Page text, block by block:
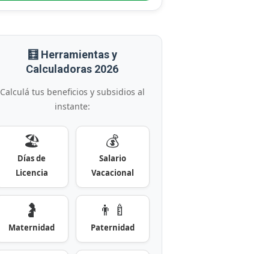
🧮 Herramientas y
Calculadoras 2026
Calculá tus beneficios y subsidios al
instante:
🏖️
Días de
Licencia
💰
Salario
Vacacional
🤰
Maternidad
👨‍🍼
Paternidad